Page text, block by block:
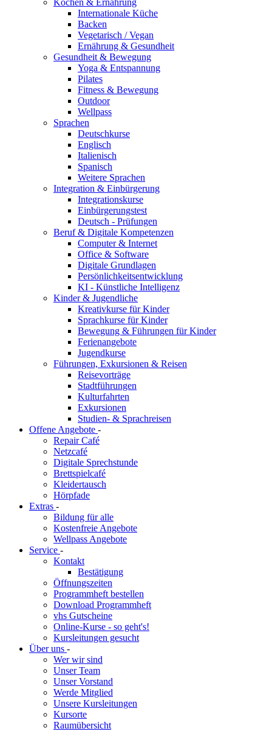
Kochen & Ernährung
Internationale Küche
Backen
Vegetarisch / Vegan
Ernährung & Gesundheit
Gesundheit & Bewegung
Yoga & Entspannung
Pilates
Fitness & Bewegung
Outdoor
Wellpass
Sprachen
Deutschkurse
Englisch
Italienisch
Spanisch
Weitere Sprachen
Integration & Einbürgerung
Integrationskurse
Einbürgerungstest
Deutsch - Prüfungen
Beruf & Digitale Kompetenzen
Computer & Internet
Office & Software
Digitale Grundlagen
Persönlichkeitsentwicklung
KI - Künstliche Intelligenz
Kinder & Jugendliche
Kreativkurse für Kinder
Sprachkurse für Kinder
Bewegung & Führungen für Kinder
Ferienangebote
Jugendkurse
Führungen, Exkursionen & Reisen
Reisevorträge
Stadtführungen
Kulturfahrten
Exkursionen
Studien- & Sprachreisen
Offene Angebote -
Repair Café
Netzcafé
Digitale Sprechstunde
Brettspielcafé
Kleidertausch
Hörpfade
Extras -
Bildung für alle
Kostenfreie Angebote
Wellpass Angebote
Service -
Kontakt
Bestätigung
Öffnungszeiten
Programmheft bestellen
Download Programmheft
vhs Gutscheine
Online-Kurse - so geht's!
Kursleitungen gesucht
Über uns -
Wer wir sind
Unser Team
Unser Vorstand
Werde Mitglied
Unsere Kursleitungen
Kursorte
Raumübersicht